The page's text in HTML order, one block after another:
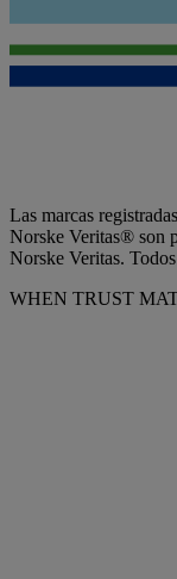
Las marcas
Norske Veritas® son
Norske Veritas.
WHEN TRUST